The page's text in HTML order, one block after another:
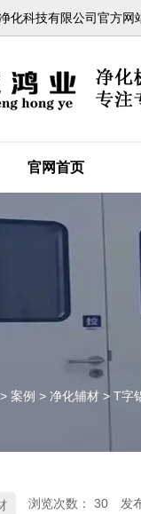
化科技有限公司官方网
官网首页
> 案例 > 净化辅材 > T字
浏览次数： 30 发